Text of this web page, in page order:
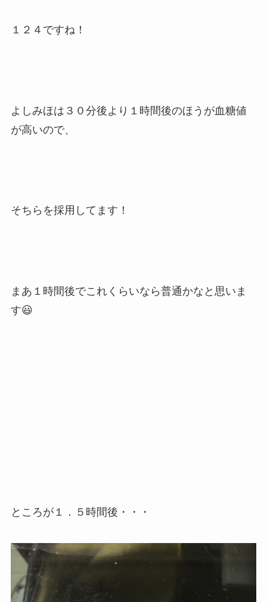
１２４ですね！
よしみほは３０分後より１時間後のほうが血糖値
が高いので、
そちらを採用してます！
まあ１時間後でこれくらいなら普通かなと思いま
す😃
ところが１．５時間後・・・